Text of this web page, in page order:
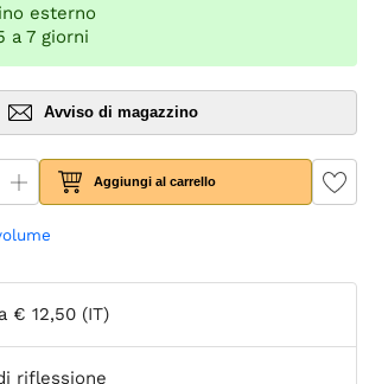
esterno
a 7 giorni
Avviso di magazzino
Aggiungi al carrello
€ 12,50 (IT)
riflessione